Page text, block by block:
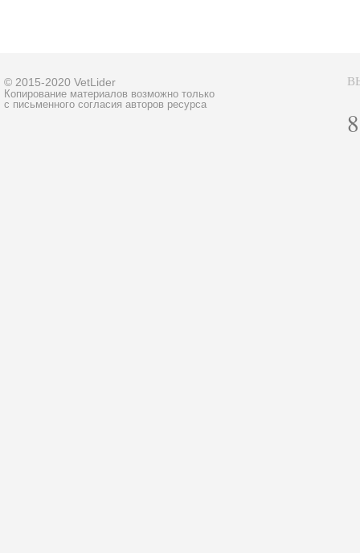
© 2015-2020 VetLider
Копирование материалов возможно только
с письменного согласия авторов ресурса